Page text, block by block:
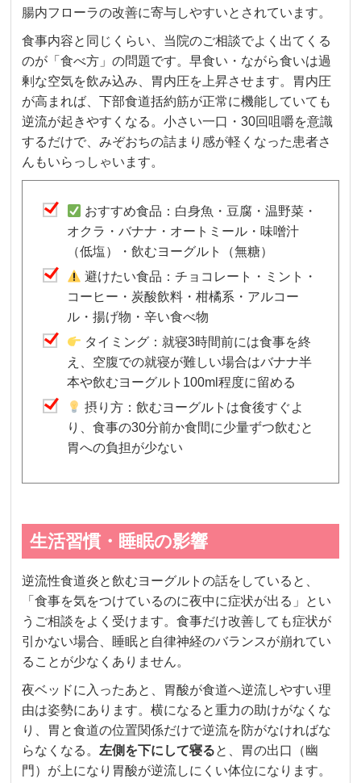
腸内フローラの改善に寄与しやすいとされています。
食事内容と同じくらい、当院のご相談でよく出てくる
のが「食べ方」の問題です。早食い・ながら食いは過
剰な空気を飲み込み、胃内圧を上昇させます。胃内圧
が高まれば、下部食道括約筋が正常に機能していても
逆流が起きやすくなる。小さい一口・30回咀嚼を意識
するだけで、みぞおちの詰まり感が軽くなった患者さ
んもいらっしゃいます。
おすすめ食品：白身魚・豆腐・温野菜・
オクラ・バナナ・オートミール・味噌汁
（低塩）・飲むヨーグルト（無糖）
避けたい食品：チョコレート・ミント・
コーヒー・炭酸飲料・柑橘系・アルコー
ル・揚げ物・辛い食べ物
タイミング：就寝3時間前には食事を終
え、空腹での就寝が難しい場合はバナナ半
本や飲むヨーグルト100ml程度に留める
摂り方：飲むヨーグルトは食後すぐよ
り、食事の30分前か食間に少量ずつ飲むと
胃への負担が少ない
生活習慣・睡眠の影響
逆流性食道炎と飲むヨーグルトの話をしていると、
「食事を気をつけているのに夜中に症状が出る」とい
うご相談をよく受けます。食事だけ改善しても症状が
引かない場合、睡眠と自律神経のバランスが崩れてい
ることが少なくありません。
夜ベッドに入ったあと、胃酸が食道へ逆流しやすい理
由は姿勢にあります。横になると重力の助けがなくな
り、胃と食道の位置関係だけで逆流を防がなければな
らなくなる。左側を下にして寝ると、胃の出口（幽
門）が上になり胃酸が逆流しにくい体位になります。